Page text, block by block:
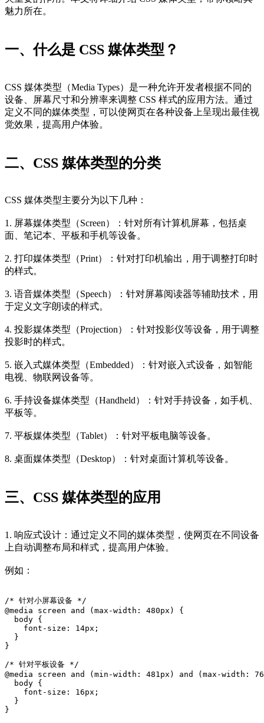
魅力所在。
一、什么是 CSS 媒体类型？
CSS 媒体类型（Media Types）是一种允许开发者根据不同的
设备、屏幕尺寸和分辨率来调整 CSS 样式的应用方法。通过
定义不同的媒体类型，可以使网页在各种设备上呈现出最佳视
觉效果，提高用户体验。
二、CSS 媒体类型的分类
CSS 媒体类型主要分为以下几种：
1. 屏幕媒体类型（Screen）：针对所有计算机屏幕，包括桌
面、笔记本、平板和手机等设备。
2. 打印媒体类型（Print）：针对打印机输出，用于调整打印时
的样式。
3. 语音媒体类型（Speech）：针对屏幕阅读器等辅助技术，用
于定义文字朗读的样式。
4. 投影媒体类型（Projection）：针对投影仪等设备，用于调整
投影时的样式。
5. 嵌入式媒体类型（Embedded）：针对嵌入式设备，如智能
电视、物联网设备等。
6. 手持设备媒体类型（Handheld）：针对手持设备，如手机、
平板等。
7. 平板媒体类型（Tablet）：针对平板电脑等设备。
8. 桌面媒体类型（Desktop）：针对桌面计算机等设备。
三、CSS 媒体类型的应用
1. 响应式设计：通过定义不同的媒体类型，使网页在不同设备
上自动调整布局和样式，提高用户体验。
例如：
/* 针对小屏幕设备 */
@media screen and (max-width: 480px) {
  body {
    font-size: 14px;
  }
}
/* 针对平板设备 */
@media screen and (min-width: 481px) and (max-width:
  body {
    font-size: 16px;
  }
}